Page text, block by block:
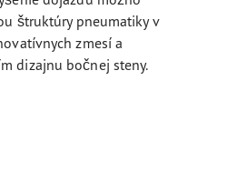
štruktúry pneumatiky v
zmesí a
dizajnu bočnej steny.